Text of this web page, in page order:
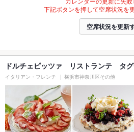
下記ボタンを押して空席状況を
空席状況を更新
ドルチェピッツァ リストランテ タ
イタリアン・フレンチ 横浜市神奈川区その他